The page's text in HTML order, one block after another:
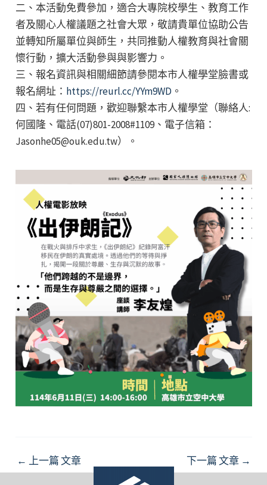
二、本活動免費參加，適合大專院校學生、教育工作
者及關心人權議題之社會大眾，敬請貴單位協助公告
並轉知所屬單位與師生，共同推動人權教育與社會關
懷行動，擴大活動參與與影響力。
三、報名資訊與相關細節請參閱本市人權學堂臉書或
報名網址： https://reurl.cc/YYm9WD 。
四、若有任何問題，歡迎聯繫本市人權學堂（聯絡人:
何國隆、電話(07)801-2008#1109、電子信箱：
Jasonhe05@ouk.edu.tw）。
Post
navigation
← 上一篇 文章 下一篇 文章 →